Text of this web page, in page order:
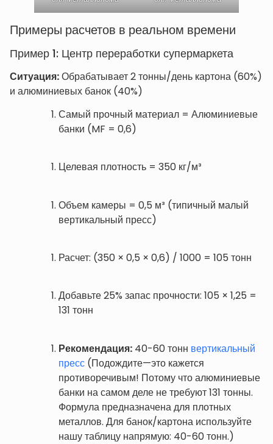
Примеры расчетов в реальном времени
Пример 1: Центр переработки супермаркета
Ситуация:Обрабатывает 2 тонны/день картона (60%)
и алюминиевых банок (40%)
Самый прочный материал = Алюминиевые
банки (MF = 0,6)
Целевая плотность = 350 кг/м³
Объем камеры = 0,5 м³ (типичный малый
вертикальный пресс)
Расчет: (350 × 0,5 × 0,6) / 1000 = 105 тонн
Добавьте 25% запас прочности: 105 × 1,25 =
131 тонн
Рекомендация: 40-60 тонн вертикальный
пресс (Подождите—это кажется
противоречивым! Потому что алюминиевые
банки на самом деле не требуют 131 тонны.
Формула предназначена для плотных
металлов. Для банок/картона используйте
нашу таблицу напрямую: 40-60 тонн.)